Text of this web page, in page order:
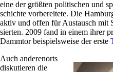
eine der größten poli­ti­schen und
schichte vor­be­rei­tete. Die
aktiv und offen für Aus­tausch mit
sierten. 2009 fand in einem ihrer
Dammtor bei­spiels­weise der erste
Auch ande­ren­orts
dis­ku­tieren die